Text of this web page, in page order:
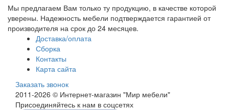
Мы предлагаем Вам только ту продукцию, в качестве которой
уверены. Надежность мебели подтверждается гарантией от
производителя на срок до 24 месяцев.
Доставка/оплата
Сборка
Контакты
Карта сайта
Заказать звонок
2011-2026 © Интернет-магазин "Мир мебели"
Присоединяйтесь к нам в соцсетях